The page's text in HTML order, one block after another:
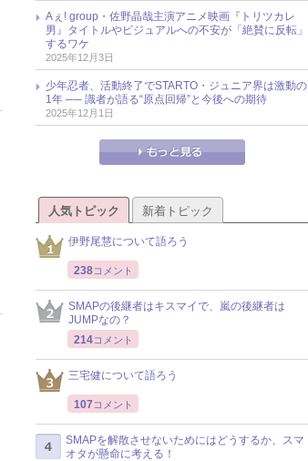
Aぇ! group・佐野晶哉主演アニメ映画『トリツカレ
男』タイトルやビジュアルへの不安が「絶賛に反転」
するワケ
2025年12月3日
少年忍者、活動終了でSTARTO・ジュニア界は激動の
1年 ── 識者が語る“原点回帰”と今後への期待
2025年12月1日
人気トピック 新着トピック
伊野尾慧について語ろう
238コメント
SMAPの後継者はキスマイで、嵐の後継者は
JUMPなの？
214コメント
三宅健について語ろう
107 コメント
SMAPを解散させないためにはどうするか、スマ
オタが懸命に考える！